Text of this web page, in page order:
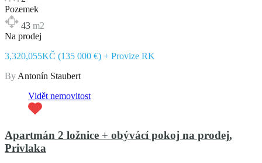
Pozemek
43 m2
Na prodej
3,320,055KČ (135 000 €) + Provize RK
By Antonín Staubert
Vidět nemovitost
Apartmán 2 ložnice + obývácí pokoj na prodej,
Privlaka